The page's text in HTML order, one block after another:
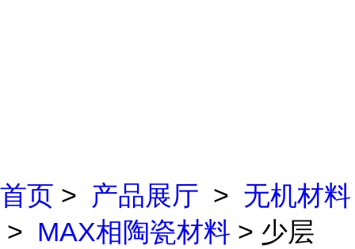
首页 > 产品展厅 > 无机材料
> MAX相陶瓷材料 > 少层